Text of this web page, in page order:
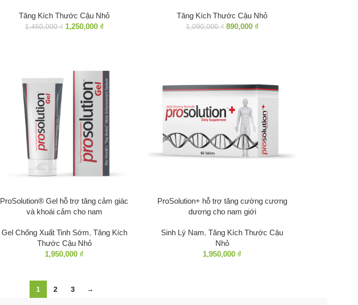
Tăng Kích Thước Cậu Nhỏ
1,450,000₫ 1,250,000 ₫
Tăng Kích Thước Cậu Nhỏ
1,090,000₫ 890,000 ₫
ProSolution® Gel hỗ trợ tăng cảm giác
và khoái cảm cho nam
Gel Chống Xuất Tinh Sớm, Tăng Kích
Thước Cậu Nhỏ
1,950,000 ₫
ProSolution+ hỗ trợ tăng cường cương
dương cho nam giới
Sinh Lý Nam,Tăng Kích Thước Cậu
Nhỏ
1,950,000 ₫
1 2 3 →